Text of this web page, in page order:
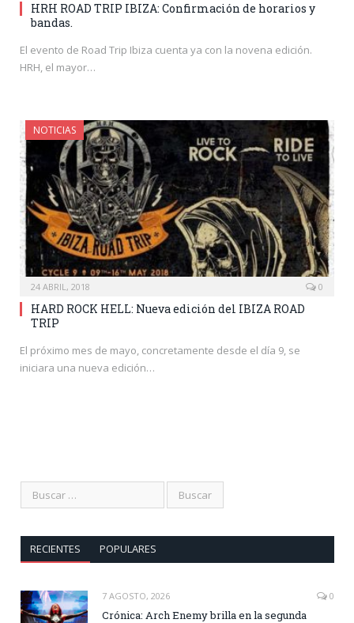
HRH ROAD TRIP IBIZA: Confirmación de horarios y
bandas.
El evento de Road Trip Ibiza cuenta ya con la novena edición.
HRH, el mayor…
NOTICIAS
24 ABRIL, 2018 0
HARD ROCK HELL: Nueva edición del IBIZA ROAD
TRIP
El próximo mes de mayo, concretamente desde el día 9, se
iniciara una nueva edición…
RECIENTES POPULARES
7 AGOSTO, 2026 0
Crónica: Arch Enemy brilla en la segunda